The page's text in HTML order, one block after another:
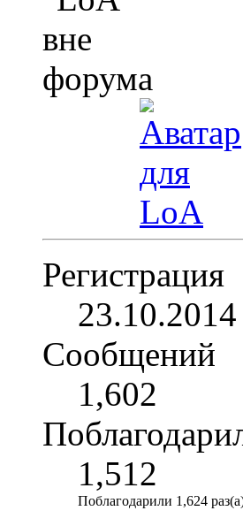
Регистрация
23.10.2014
Сообщений
1,602
1,512
Поблагодарили 1,624